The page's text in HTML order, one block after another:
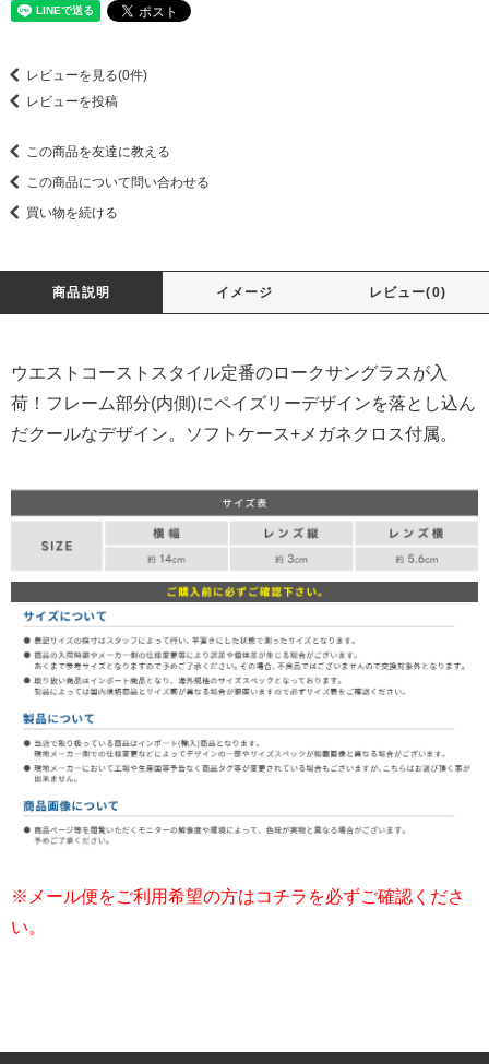
レビューを見る(0件)
レビューを投稿
この商品を友達に教える
この商品について問い合わせる
買い物を続ける
商品説明 イメージ レビュー(0)
ウエストコーストスタイル定番のロークサングラスが入
荷！フレーム部分(内側)にペイズリーデザインを落とし込ん
だクールなデザイン。ソフトケース+メガネクロス付属。
※メール便をご利用希望の方はコチラを必ずご確認くださ
い。